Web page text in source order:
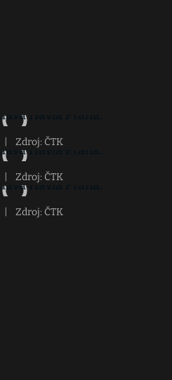
Zdroj: ČTK
Zdroj: ČTK
Zdroj: ČTK